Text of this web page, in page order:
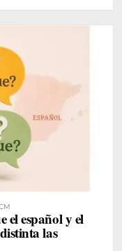
el español y el
las